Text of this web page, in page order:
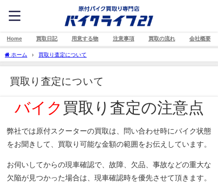
Home 買取日記 用意する物 注意事項 買取の流れ 会社概要
ホーム 買取り査定について
買取り査定について
バイク 買取り査定の注意点
弊社では原付スクーターの買取は、問い合わせ時にバイク状態
をお聞きして、買取り可能な金額の範囲をお伝えしています。
お伺いしてからの現車確認で、故障、欠品、事故などの重大な
欠陥が見つかった場合は、現車確認時を優先させて頂きます。